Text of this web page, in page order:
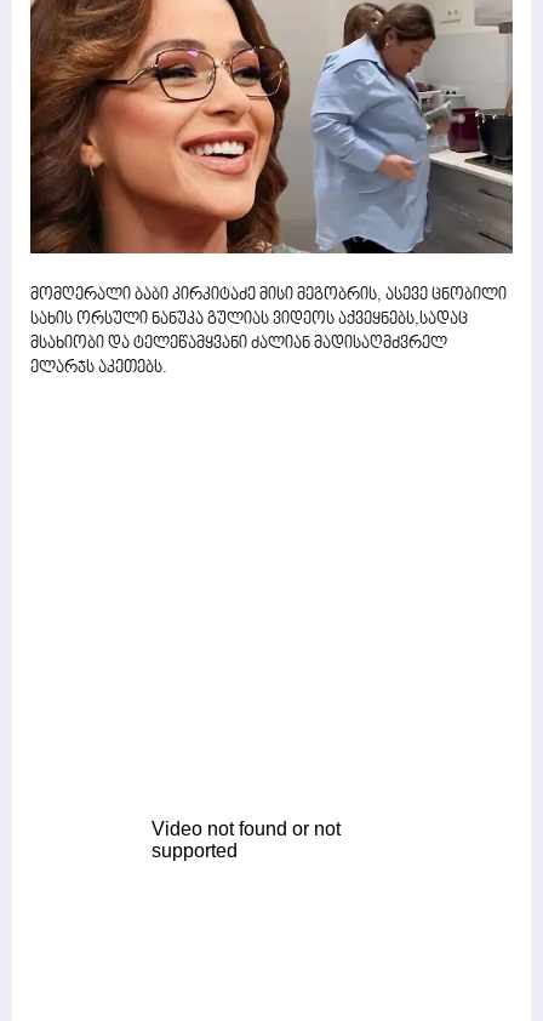
მომღერალი ბაბი კირკიტაძე მისი მეგობრის, ასევე ცნობილი
სახის ორსული ნანუკა გულიას ვიდეოს აქვეყნებს,სადაც
მსახიობი და ტელეწამყვანი ძალიან მადისაღმძვრელ
ელარჯს აკეთებს.